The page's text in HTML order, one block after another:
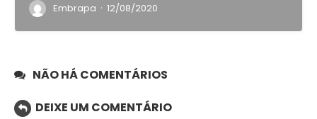
Embrapa · 12/08/2020
NÃO HÁ COMENTÁRIOS
DEIXE UM COMENTÁRIO